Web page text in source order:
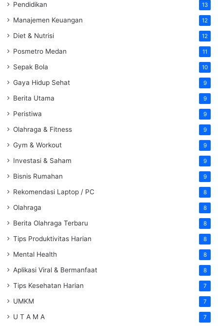
Pendidikan 13
Manajemen Keuangan 12
Diet & Nutrisi 12
Posmetro Medan 11
Sepak Bola 10
Gaya Hidup Sehat 9
Berita Utama 9
Peristiwa 9
Olahraga & Fitness 9
Gym & Workout 9
Investasi & Saham 9
Bisnis Rumahan 9
Rekomendasi Laptop / PC 8
Olahraga 8
Berita Olahraga Terbaru 8
Tips Produktivitas Harian 8
Mental Health 8
Aplikasi Viral & Bermanfaat 8
Tips Kesehatan Harian 7
UMKM 7
U T A M A 7